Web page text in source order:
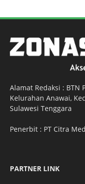
Alamat Redaksi : BTN
Kelurahan Anawai,
Sulawesi Tenggara
Penerbit : PT Citra
PARTNER LINK